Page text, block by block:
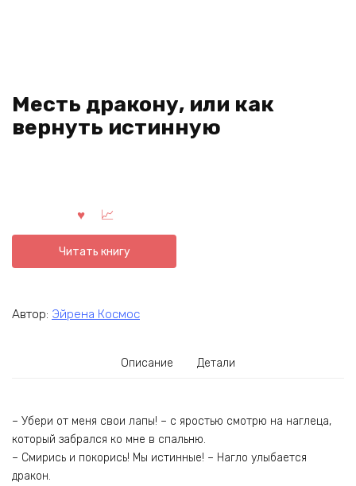
Месть дракону, или как
вернуть истинную
Читать книгу
Автор: Эйрена Космос
Описание Детали
– Убери от меня свои лапы! – с яростью смотрю на наглеца,
который забрался ко мне в спальню.
– Смирись и покорись! Мы истинные! – Нагло улыбается
дракон.